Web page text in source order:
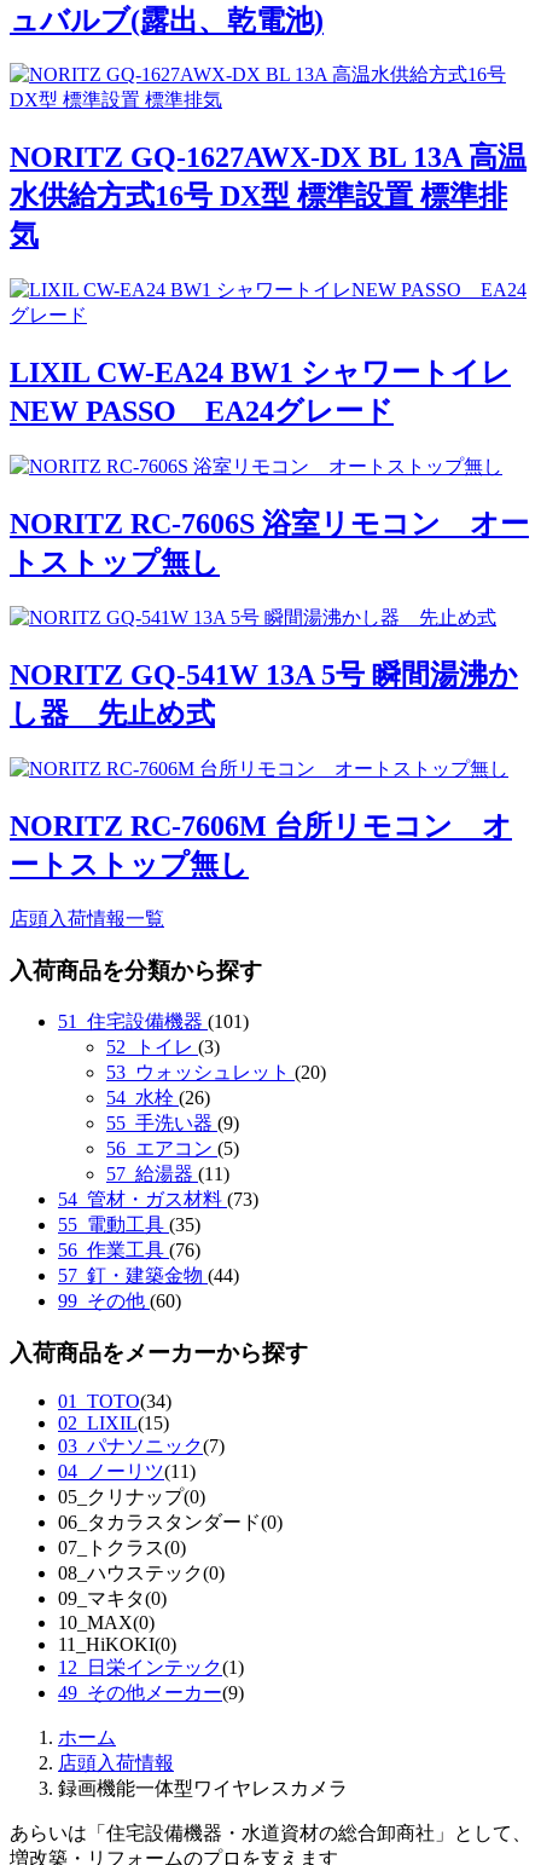
ュバルブ(露出、乾電池)
NORITZ GQ-1627AWX-DX BL 13A 高温
水供給方式16号 DX型 標準設置 標準排
気
LIXIL CW-EA24 BW1 シャワートイレ
NEW PASSO EA24グレード
NORITZ RC-7606S 浴室リモコン オー
トストップ無し
NORITZ GQ-541W 13A 5号 瞬間湯沸か
し器 先止め式
NORITZ RC-7606M 台所リモコン オ
ートストップ無し
店頭入荷情報一覧
入荷商品を分類から探す
51_住宅設備機器 (101)
52_トイレ (3)
53_ウォッシュレット (20)
54_水栓 (26)
55_手洗い器 (9)
56_エアコン (5)
57_給湯器 (11)
54_管材・ガス材料 (73)
55_電動工具 (35)
56_作業工具 (76)
57_釘・建築金物 (44)
99_その他 (60)
入荷商品をメーカーから探す
01_TOTO(34)
02_LIXIL(15)
03_パナソニック(7)
04_ノーリツ(11)
05_クリナップ(0)
06_タカラスタンダード(0)
07_トクラス(0)
08_ハウステック(0)
09_マキタ(0)
10_MAX(0)
11_HiKOKI(0)
12_日栄インテック(1)
49_その他メーカー(9)
ホーム
店頭入荷情報
録画機能一体型ワイヤレスカメラ
あらいは「住宅設備機器・水道資材の総合卸商社」として、
増改築・リフォームのプロを支えます